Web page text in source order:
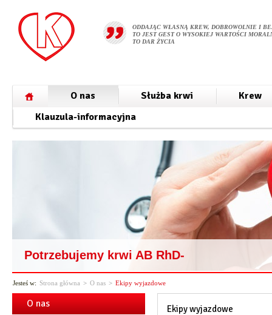
ODDAJĄC WŁASNĄ KREW, DOBROWOLNIE I
TO JEST GEST O WYSOKIEJ WARTOŚCI
TO DAR ŻYCIA
O nas Służba krwi
Krew
Klauzula-informacyjna
Potrzebujemy krwi AB RhD-
Jesteś w: Strona główna > O nas > Ekipy wyjazdowe
O nas Ekipy wyjazdowe